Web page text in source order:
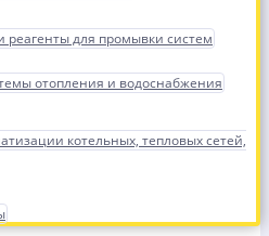
реагенты для промывки систем
отопления и водоснабжения
котельных, тепловых сетей,